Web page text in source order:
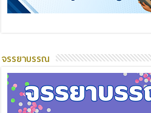
จรรยาบรรณ